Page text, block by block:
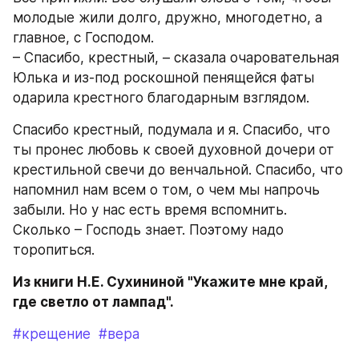
молодые жили долго, дружно, многодетно, а
главное, с Господом.
– Спасибо, крестный, – сказала очаровательная
Юлька и из-под роскошной пенящейся фаты
одарила крестного благодарным взглядом.
Спасибо крестный, подумала и я. Спасибо, что
ты пронес любовь к своей духовной дочери от
крестильной свечи до венчальной. Спасибо, что
напомнил нам всем о том, о чем мы напрочь
забыли. Но у нас есть время вспомнить.
Сколько – Господь знает. Поэтому надо
торопиться.
Из книги Н.Е. Сухининой "Укажите мне край,
где светло от лампад".
#крещение #вера